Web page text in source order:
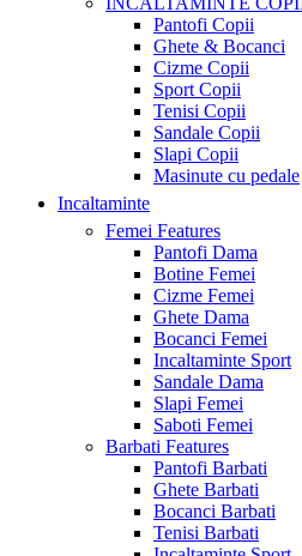
Pantofi Copii
Ghete & Bocanci
Cizme Copii
Sport Copii
Tenisi Copii
Sandale Copii
Slapi Copii
Masinute cu pedale
Incaltaminte
Femei Features
Pantofi Dama
Botine Femei
Cizme Femei
Ghete Dama
Bocanci Femei
Incaltaminte Sport
Sandale Dama
Slapi Femei
Saboti Femei
Barbati Features
Pantofi Barbati
Ghete Barbati
Bocanci Barbati
Tenisi Barbati